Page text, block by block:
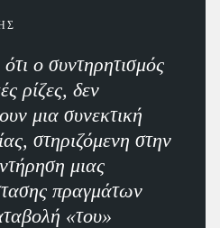
ο συντηρητισμός
ρίζες, δεν
μια συνεκτική
στηριζόμενη στην
μιας
πραγμάτων
«του»